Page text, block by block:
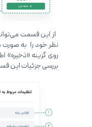
از این قسمت
نظر خود را به
روی گزینه «ذخیره»
بررسی جزئیات این